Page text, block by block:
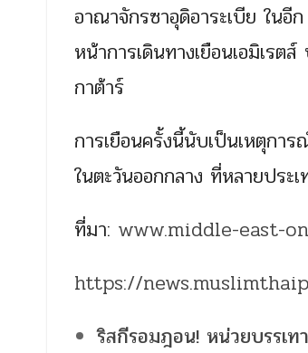
อาณาจักรซาอุดิอาระเบีย ในอี
หน้าการเดินทางเยือนเอมิเร
กาต้าร์
การเยือนครั้งนี้นับเป็นเหตุกา
ในตะวันออกกลาง ที่หลายปร
ที่มา: www.middle-east-
https://
ริสกีรอมฎอน! หน่วยบรรเท